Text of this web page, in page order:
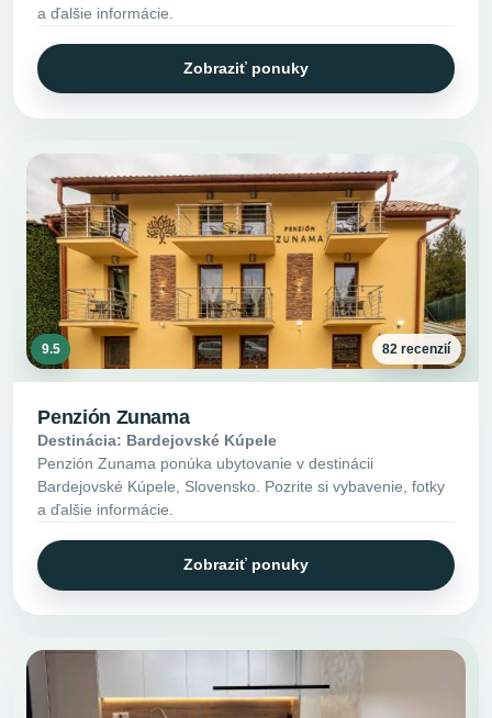
a ďalšie informácie.
Zobraziť ponuky
9.5 82 recenzií
Penzión Zunama
Destinácia: Bardejovské Kúpele
Penzión Zunama ponúka ubytovanie v destinácii
Bardejovské Kúpele, Slovensko. Pozrite si vybavenie, fotky
a ďalšie informácie.
Zobraziť ponuky